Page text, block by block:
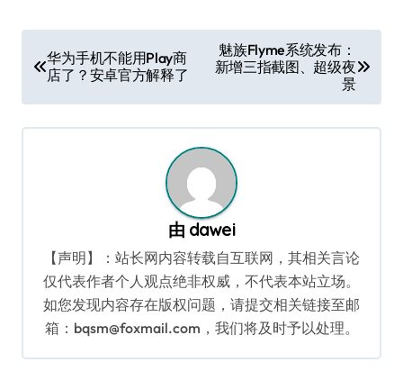
章
导
航
华为手机不能用Play商
店了？安卓官方解释了
魅族Flyme系统发布：
新增三指截图、超级夜
景
由 dawei
【声明】：站长网内容转载自互联网，其相关言论
仅代表作者个人观点绝非权威，不代表本站立场。
如您发现内容存在版权问题，请提交相关链接至邮
箱：bqsm@foxmail.com，我们将及时予以处理。